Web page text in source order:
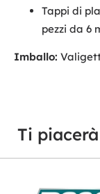
Tappi di
pezzi da 6
Imballo:
Ti